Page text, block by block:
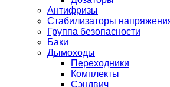
Антифризы
Стабилизаторы
Группа безопасности
Баки
Дымоходы
Переходники
Комплекты
Сэндвич